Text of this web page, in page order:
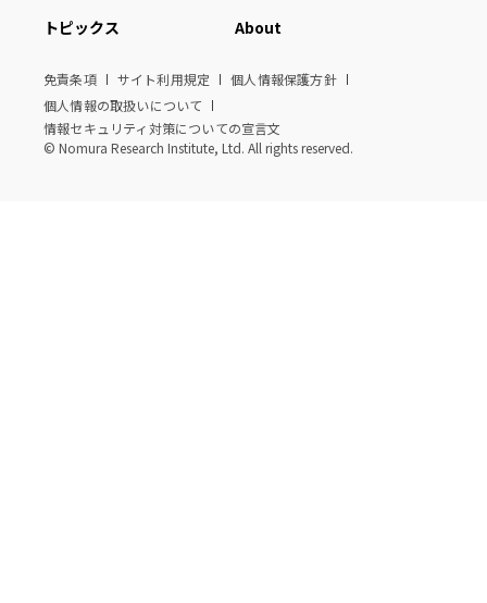
トピックス About
免責条項 サイト利用規定
個人情報保護方針
個人情報の取扱いについて
情報セキュリティ対策についての宣言文
© Nomura Research Institute, Ltd. All rights reserved.